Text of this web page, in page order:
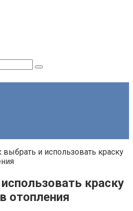
выбрать и использовать краску
краску
отопления